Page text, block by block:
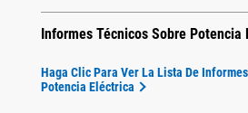
Informes Técnicos Sobre Potencia
Haga Clic Para Ver La Lista De
Potencia Eléctrica